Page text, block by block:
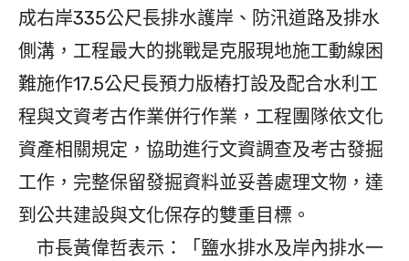
成右岸335公尺長排水護岸、防汛道路及排水
側溝，工程最大的挑戰是克服現地施工動線困
難施作17.5公尺長預力版樁打設及配合水利工
程與文資考古作業併行作業，工程團隊依文化
資產相關規定，協助進行文資調查及考古發掘
工作，完整保留發掘資料並妥善處理文物，達
到公共建設與文化保存的雙重目標。
市長黃偉哲表示：「鹽水排水及岸內排水一